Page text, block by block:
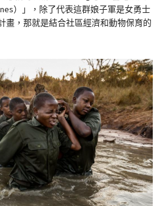
）」，除了代表這群娘子軍是女勇士
畫，那就是結合社區經濟和動物保育的